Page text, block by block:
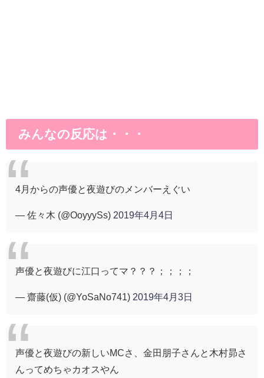
みんなの反応は・・・
4月からの声優と夜遊びのメンバーえぐい
— 佐々木 (@OoyyySs) 2019年4月4日
声優と夜遊びに江口ってマ？？？；；；；
— 齋藤(仮) (@YoSaNo741) 2019年4月3日
声優と夜遊びの新しいMCさ、金田朋子さんと木村昴さ
んってめちゃカオスやん